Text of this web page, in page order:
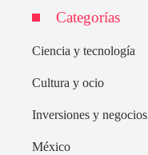
Categorías
Ciencia y tecnología
Cultura y ocio
Inversiones y negocios
México